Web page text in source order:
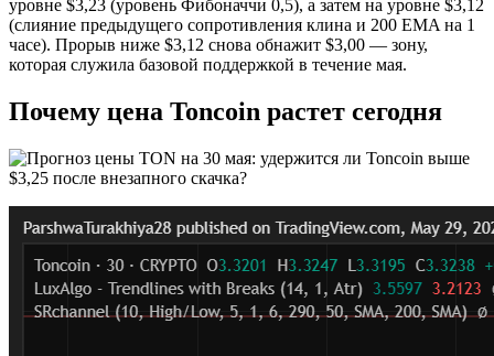
уровне $3,23 (уровень Фибоначчи 0,5), а затем на уровне $3,12
(слияние предыдущего сопротивления клина и 200 EMA на 1
часе). Прорыв ниже $3,12 снова обнажит $3,00 — зону,
которая служила базовой поддержкой в ​​течение мая.
Почему цена Toncoin растет сегодня